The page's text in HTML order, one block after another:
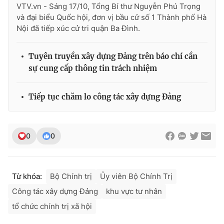
Theo dõi báo trên
Cơ quan báo chí:
Tổng Biên tập:Vũ Thanh Thủy
Phó Tổng Biên tập:Nguyễn Thị Mỹ Hạnh, Phạm Quốc Thắng,
Nguyễn Trọng Ninh
VTV.vn - Sáng 17/10, Tổng Bí thư Nguyễn Phú Trọng
và đại biểu Quốc hội, đơn vị bầu cử số 1 Thành phố Hà
Nội đã tiếp xúc cử tri quận Ba Đình.
Tuyên truyền xây dựng Đảng trên báo chí cần
sự cung cấp thông tin trách nhiệm
Tiếp tục chăm lo công tác xây dựng Đảng
0 0
Từ khóa: Bộ Chính trị
Ủy viên Bộ Chính Trị
Công tác xây dựng Đảng
khu vực tư nhân
tổ chức chính trị xã hội